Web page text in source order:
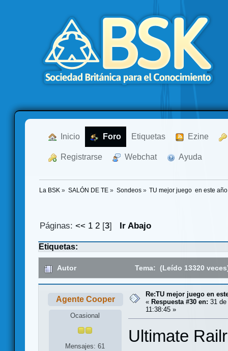
Inicio Foro Etiquetas Ezine
Registrarse Webchat Ayuda
La BSK » SALÓN DE TE » Sondeos» TU mejor juego  en este
Páginas:<< 1 2 [3] Ir Abajo
Etiquetas:
Autor Tema: (Leído 13320
Agente Cooper
Ocasional
Mensajes: 61
Re:TU mejor juego en
« Respuesta #30 en: 31
11:38:45 »
Ultimate